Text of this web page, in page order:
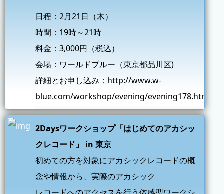
日程：2月21日（木）
時間：19時～21時
料金：3,000円（税込）
会場：ワールドブルー（東京都品川区)
詳細とお申し込み： http://www.w-
blue.com/workshop/evening/evening178.html
2Daysワークショップ「はじめてのアカシッ
クレコード」 in 東京
初めての方を対象にアカシックレコードの概
念や情報から、実際のアカシック